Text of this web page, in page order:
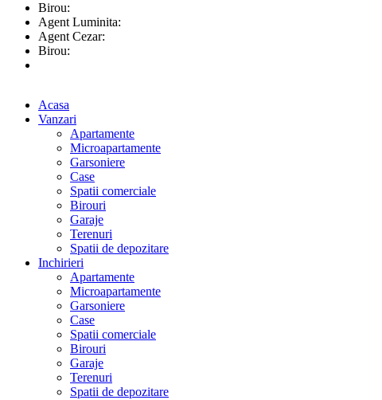
Birou:
Agent Luminita:
Agent Cezar:
Birou:
Acasa
Vanzari
Apartamente
Microapartamente
Garsoniere
Case
Spatii comerciale
Birouri
Garaje
Terenuri
Spatii de depozitare
Inchirieri
Apartamente
Microapartamente
Garsoniere
Case
Spatii comerciale
Birouri
Garaje
Terenuri
Spatii de depozitare